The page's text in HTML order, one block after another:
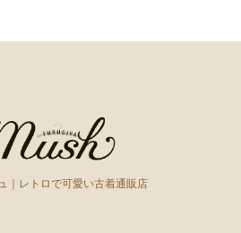
｜レトロで可愛い古着通販店